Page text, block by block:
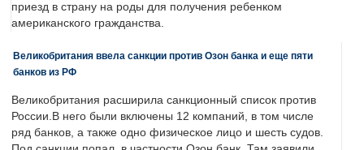
приезд в страну на роды для получения ребенком
американского гражданства.
Великобритания ввела санкции против Озон банка и еще пяти
банков из РФ
Великобритания расширила санкционный список против
России.В него были включены 12 компаний, в том числе
ряд банков, а также одно физическое лицо и шесть судов.